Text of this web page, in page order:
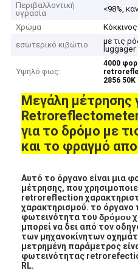
Περιβαλλοντική
υγρασία
<98%,
Χρώμα
Κόκκινος
εσωτερικό κιβώτιο
με τις
luggager
Υψηλό φως:
4000
2856
Μεγάλη μέτρησης
για το δρόμο με
και το φραγμό
Αυτό το όργανο είναι μια
μέτρησης, που
retroreflection
χαρακτηρισμού. το όργανο
φωτεινότητα τουδρόμου
μπορεί να δει από τον
των μηχανοκίνητων
μετρημένη παράμετρος
φωτεινότητας
RL.